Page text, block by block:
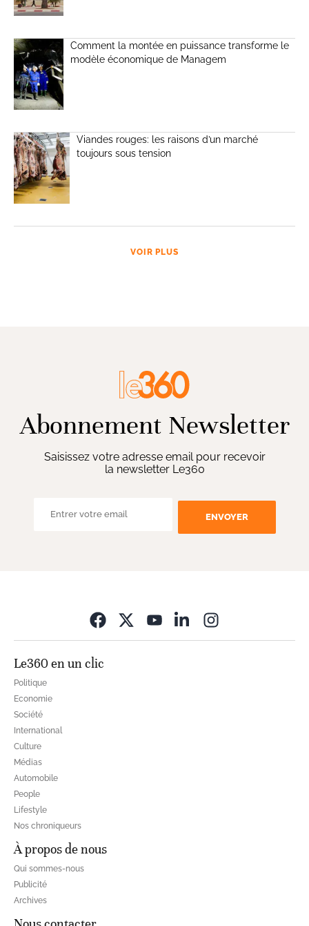
Comment la montée en puissance transforme le
modèle économique de Managem
Viandes rouges: les raisons d’un marché
toujours sous tension
VOIR PLUS
Abonnement Newsletter
Saisissez votre adresse email pour recevoir
la newsletter Le360
ENVOYER
Le360 en un clic
Politique
Economie
Société
International
Culture
Médias
Automobile
People
Lifestyle
Nos chroniqueurs
À propos de nous
Qui sommes-nous
Publicité
Archives